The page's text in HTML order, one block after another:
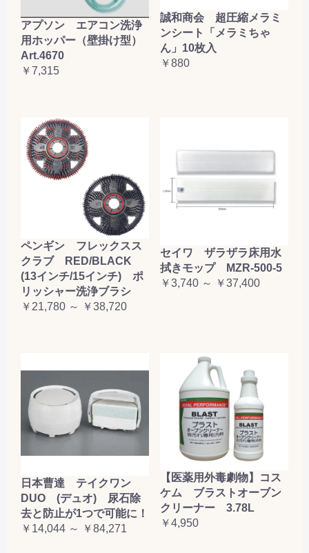
アプソン エアコン洗浄
用ホッパー（壁掛け型）
Art.4670
￥7,315
誠和商会 超圧縮メラミ
ンシート「メラミちゃ
ん」10枚入
￥880
ペンギン フレックスス
クラブ RED/BLACK
(13インチ/15インチ) ポ
リッシャー洗浄ブラシ
￥21,780 ～ ￥38,720
セイワ ザラザラ床用水
拭きモップ MZR-500-5
￥3,740 ～ ￥37,400
日本曹達 テイクワン
DUO (デュオ) 尿石除
去と防止が1つで可能に！
￥14,044 ～ ￥84,271
【医薬用外毒劇物】コス
ケム ブラストオーブン
クリーナー 3.78L
￥4,950